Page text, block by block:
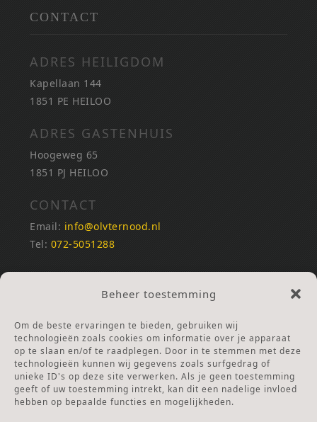
Beheer toestemming
Om de beste ervaringen te bieden, gebruiken wij
technologieën zoals cookies om informatie over je apparaat
op te slaan en/of te raadplegen. Door in te stemmen met deze
technologieën kunnen wij gegevens zoals surfgedrag of
unieke ID's op deze site verwerken. Als je geen toestemming
geeft of uw toestemming intrekt, kan dit een nadelige invloed
hebben op bepaalde functies en mogelijkheden.
CONTACT
ADRES HEILIGDOM
Kapellaan 144
1851 PE HEILOO
ADRES GASTENHUIS
Hoogeweg 65
1851 PJ HEILOO
CONTACT
Email: info@olvternood.nl
Tel: 072-5051288
REKENINGNUMMERS
NL25INGB0000672168
Ga naar Doneren
ANBI Stichting
RSIN nummer:002832987